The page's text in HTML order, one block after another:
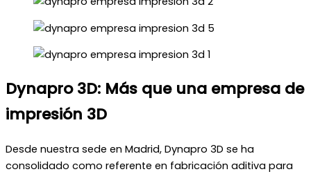
Dynapro 3D: Más que una empresa de
impresión 3D
Desde nuestra sede en Madrid, Dynapro 3D se ha
consolidado como referente en fabricación aditiva para